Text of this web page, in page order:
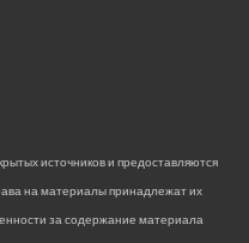
источников и предоставляются
на материалы принадлежат их
за содержание материала